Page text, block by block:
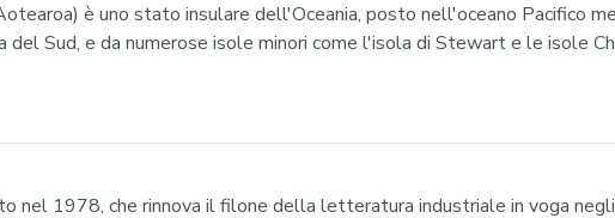
è uno stato insulare dell'Oceania, posto nell'oceano Pacifico
Sud, e da numerose isole minori come l'isola di Stewart e le isole
nel 1978, che rinnova il filone della letteratura industriale in voga